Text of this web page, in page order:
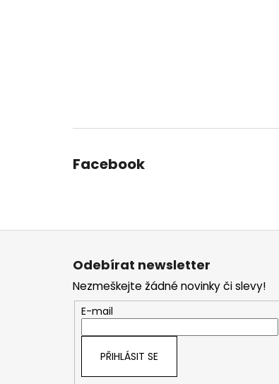
Facebook
Odebírat newsletter
Nezmeškejte žádné novinky či slevy!
E-mail
PŘIHLÁSIT SE